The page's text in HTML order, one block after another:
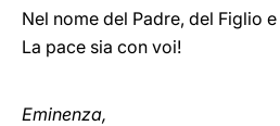
Nel nome del Padre, del Figlio
La pace sia con voi!
Eminenza,